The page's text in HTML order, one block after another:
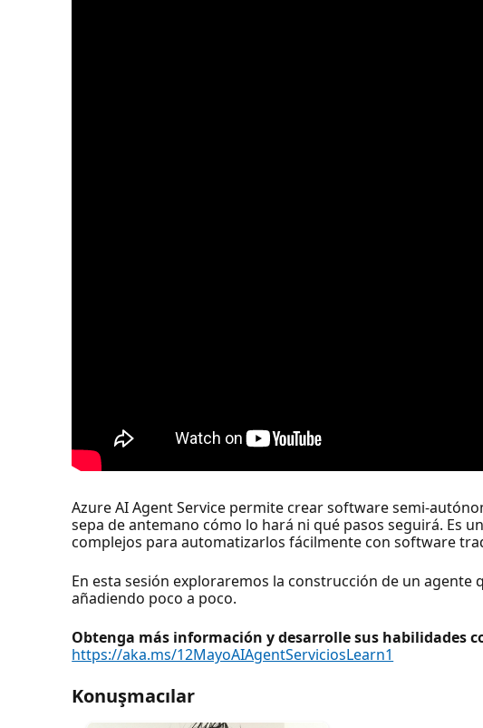
Azure AI Agent Service permite crear software semi-
sepa de antemano cómo lo hará ni qué pasos seguirá. Es
complejos para automatizarlos fácilmente con software
En esta sesión exploraremos la construcción de un agente
añadiendo poco a poco.
Obtenga más información y desarrolle sus habilidades
https://aka.ms/12MayoAIAgentServiciosLearn1
Konuşmacılar